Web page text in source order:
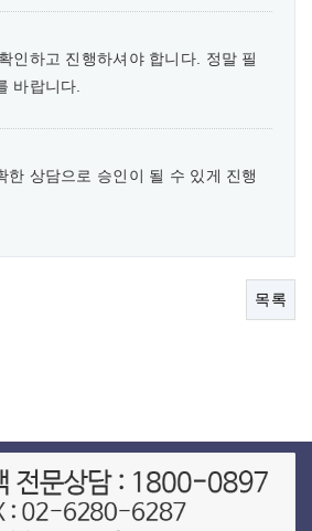
인하고 진행하셔야 합니다. 정말 필
바랍니다.
한 상담으로 승인이 될 수 있게 진행
목록